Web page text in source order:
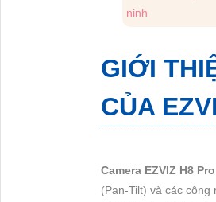
ninh
GIỚI
CỦA
Camera EZVIZ H8 Pro
(Pan-Tilt) và các